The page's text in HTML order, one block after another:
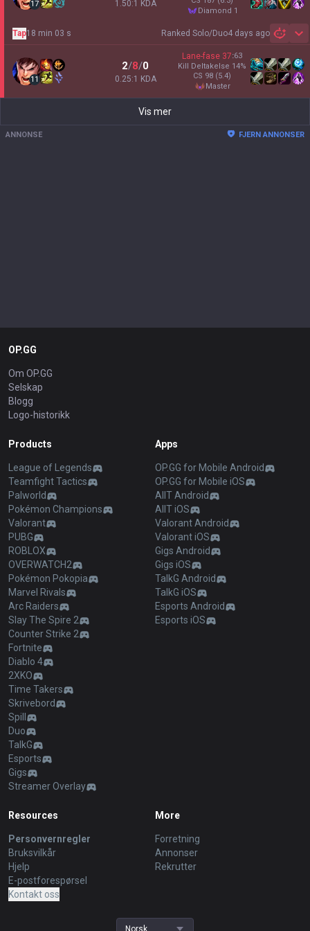
17 1.50:1 KDA
diamond 1
Ranked Solo/Duo4 days ago
Tap18 min 03 s
11
2/8/0
0.25:1 KDA
Lane-fase 37:63
Kill Deltakelse 14%
CS 98 (5.4)
master
Vis mer
ANNONSE FJERN ANNONSER
OP.GG
Om OP.GG
Selskap
Blogg
Logo-historikk
Products
League of Legends
Teamfight Tactics
Palworld
Pokémon Champions
Valorant
PUBG
ROBLOX
OVERWATCH2
Pokémon Pokopia
Marvel Rivals
Arc Raiders
Slay The Spire 2
Counter Strike 2
Fortnite
Diablo 4
2XKO
Time Takers
Skrivebord
Spill
Duo
TalkG
Esports
Gigs
Streamer Overlay
Apps
OP.GG for Mobile Android
OP.GG for Mobile iOS
AllT Android
AllT iOS
Valorant Android
Valorant iOS
Gigs Android
Gigs iOS
TalkG Android
TalkG iOS
Esports Android
Esports iOS
Resources
Personvernregler
Bruksvilkår
Hjelp
E-postforespørsel
Kontakt oss
More
Forretning
Annonser
Rekrutter
Norsk